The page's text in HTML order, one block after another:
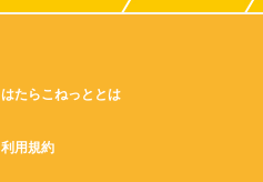
はたらこねっととは
利用規約